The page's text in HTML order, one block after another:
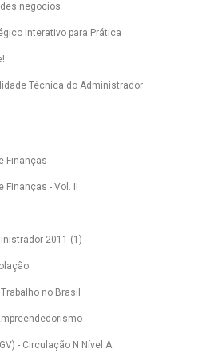
negocios
Interativo para Prática
Técnica do Administrador
Finanças
- Vol. II
2011 (1)
no Brasil
- Circulação N Nível A